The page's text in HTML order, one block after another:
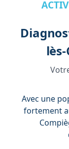
Avec une
fortement